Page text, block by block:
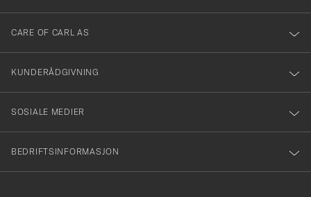
dig
till
vårt
nyhetsbrev!
CARE OF CARL AS
KUNDERÅDGIVNING
SOSIALE MEDIER
BEDRIFTSINFORMASJON